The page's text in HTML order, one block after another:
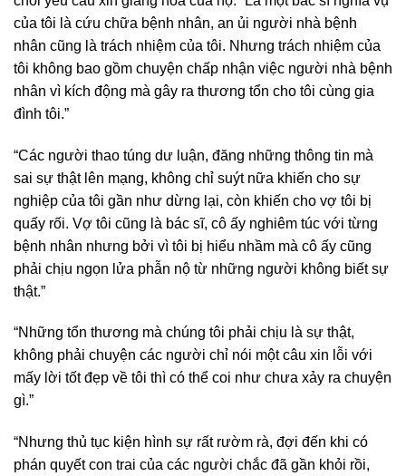
của tôi là cứu chữa bệnh nhân, an ủi người nhà bệnh
nhân cũng là trách nhiệm của tôi. Nhưng trách nhiệm của
tôi không bao gồm chuyện chấp nhận việc người nhà bệnh
nhân vì kích động mà gây ra thương tổn cho tôi cùng gia
đình tôi.”
“Các người thao túng dư luận, đăng những thông tin mà
sai sự thật lên mạng, không chỉ suýt nữa khiến cho sự
nghiệp của tôi gần như dừng lại, còn khiến cho vợ tôi bị
quấy rối. Vợ tôi cũng là bác sĩ, cô ấy nghiêm túc với từng
bệnh nhân nhưng bởi vì tôi bị hiểu nhầm mà cô ấy cũng
phải chịu ngọn lửa phẫn nộ từ những người không biết sự
thật.”
“Những tổn thương mà chúng tôi phải chịu là sự thật,
không phải chuyện các người chỉ nói một câu xin lỗi với
mấy lời tốt đẹp về tôi thì có thể coi như chưa xảy ra chuyện
gì.”
“Nhưng thủ tục kiện hình sự rất rườm rà, đợi đến khi có
phán quyết con trai của các người chắc đã gần khỏi rồi,